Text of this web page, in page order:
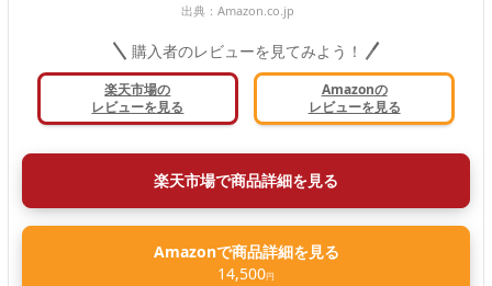
出典： Amazon.co.jp
購入者のレビューを見てみよう！
楽天市場の
レビューを見る
Amazonの
レビューを見る
楽天市場で商品詳細を見る
Amazonで商品詳細を見る
14,500円